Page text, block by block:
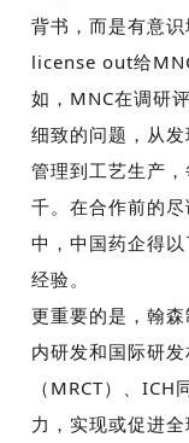
背书，而是有意识
license out给
如， MNC在调研
细致的问题，从
管理到工艺生产
千。在合作前的
中，中国药企得
经验。
更重要的是，翰
内研发和国际研
（ MRCT）、 ICH
力，实现或促进全